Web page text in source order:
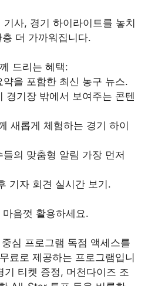
사, 경기 하이라이트를 놓치
더 가까워집니다.
드리는 혜택:
을 포함한 최신 농구 뉴스.
경기장 밖에서 보여주는 콘텐
새롭게 체험하는 경기 하이
의 맞춤형 알림 가장 먼저
기자 회견 실시간 보기.
음껏 활용하세요.
심 프로그램 독점 액세스를
료로 제공하는 프로그램입니
기 티켓 증정, 머천다이즈 조